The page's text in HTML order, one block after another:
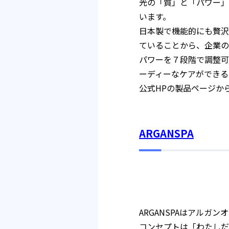
います。
日本製で機能的にも贅
ていることから、企業
パワーを７段階で調整
ーディーなケアができ
公式HPの製品ページか
ARGANSPA
ARGANSPAはアルガン
コンセプトは「わたし